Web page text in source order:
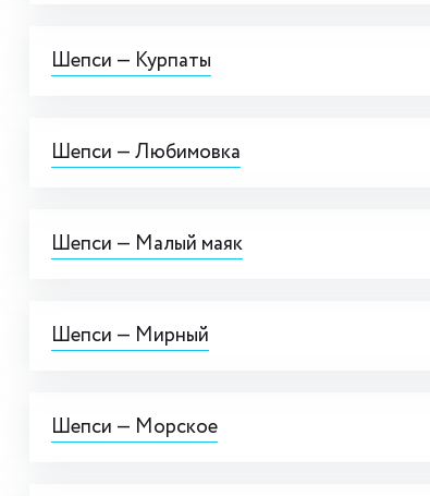
Шепси — Курпаты
Шепси — Любимовка
Шепси — Малый маяк
Шепси — Мирный
Шепси — Морское